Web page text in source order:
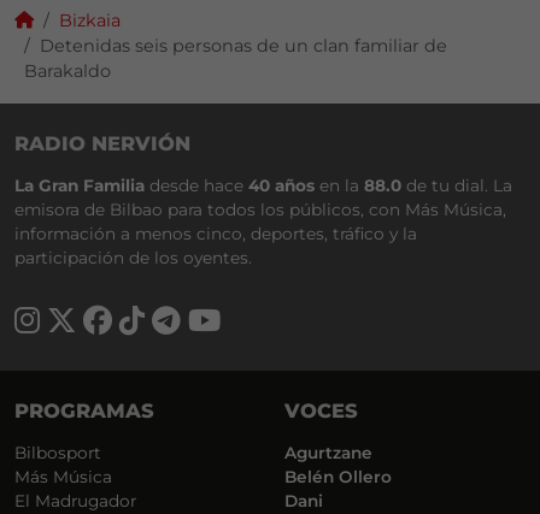
Bizkaia
Detenidas seis personas de un clan familiar de
Barakaldo
RADIO NERVIÓN
La Gran Familia desde hace 40 años en la 88.0 de tu dial. La
emisora de Bilbao para todos los públicos, con Más Música,
información a menos cinco, deportes, tráfico y la
participación de los oyentes.
PROGRAMAS
Bilbosport
Más Música
El Madrugador
VOCES
Agurtzane
Belén Ollero
Dani